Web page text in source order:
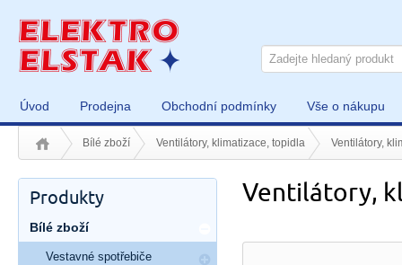
Úvod Prodejna Obchodní podmínky Vše o nákupu
Bílé zboží Ventilátory, klimatizace, topidla Ventilátory,
Ventilátory,
Produkty
Bílé zboží
Vestavné spotřebiče